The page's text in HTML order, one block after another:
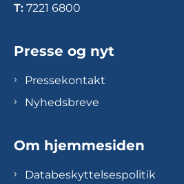
T: 7221 6800
Presse og nyt
Pressekontakt
Nyhedsbreve
Om hjemmesiden
Databeskyttelsespolitik